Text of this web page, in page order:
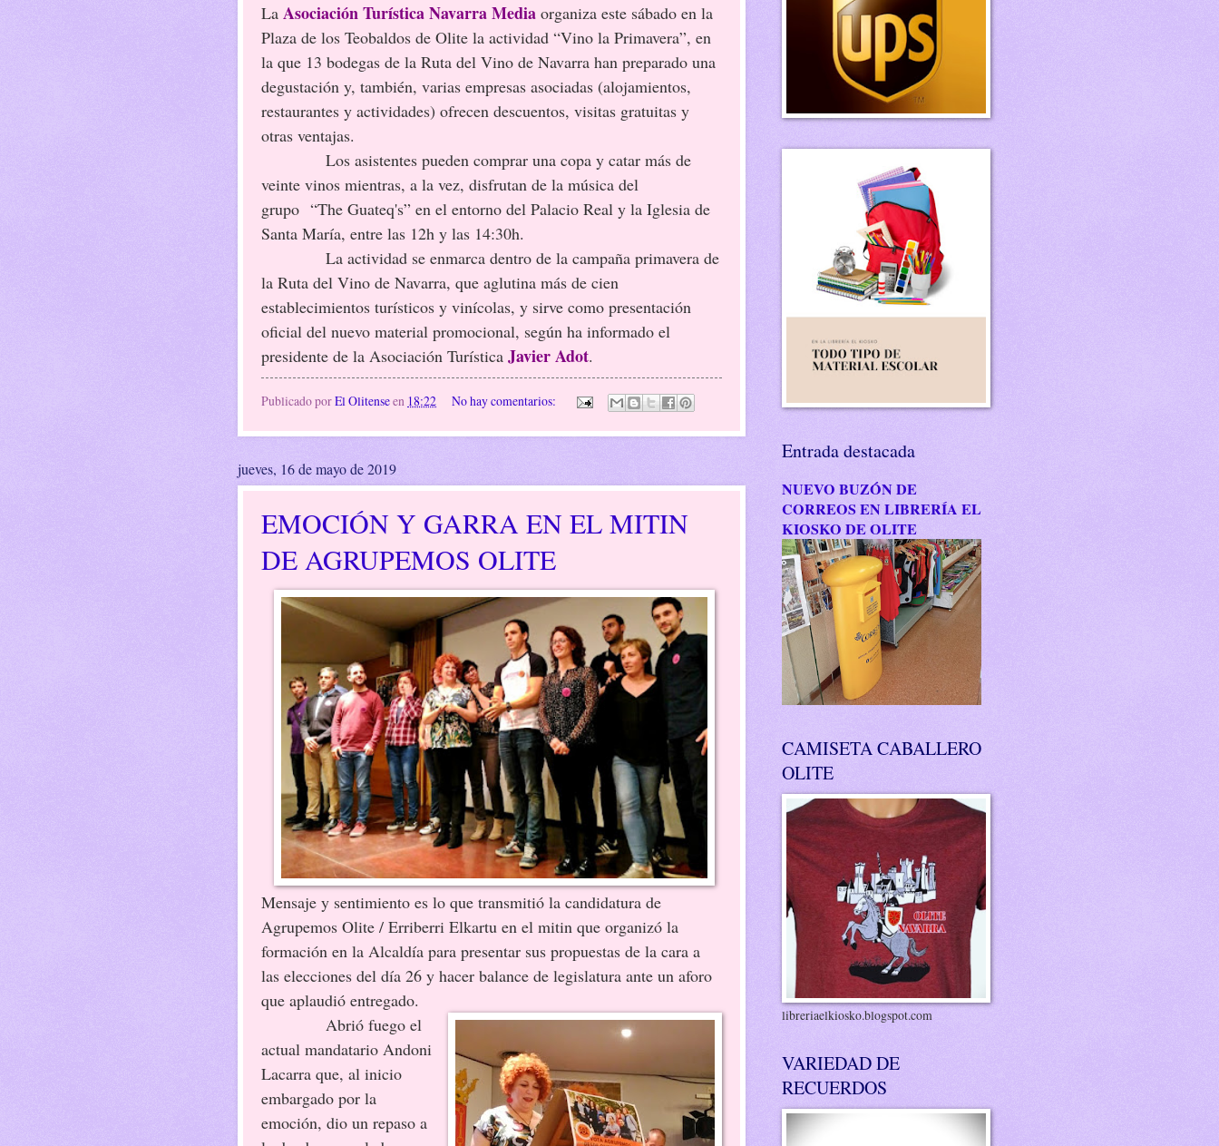
La Asociación Turística Navarra Media organiza este sábado en la
Plaza de los Teobaldos de Olite la actividad “Vino la Primavera”, en
la que 13 bodegas de la Ruta del Vino de Navarra han preparado una
degustación y, también, varias empresas asociadas (alojamientos,
restaurantes y actividades) ofrecen descuentos, visitas gratuitas y
otras ventajas.
Los asistentes pueden comprar una copa y catar más de
veinte vinos mientras, a la vez, disfrutan de la música del
grupo “The Guateq's” en el entorno del Palacio Real y la Iglesia de
Santa María, entre las 12h y las 14:30h.
La actividad se enmarca dentro de la campaña primavera de
la Ruta del Vino de Navarra, que aglutina más de cien
establecimientos turísticos y vinícolas, y sirve como presentación
oficial del nuevo material promocional, según ha informado el
presidente de la Asociación Turística Javier Adot.
Publicado porEl Olitenseen 18:22 No hay comentarios:
jueves, 16 de mayo de 2019
EMOCIÓN Y GARRA EN EL MITIN
DE AGRUPEMOS OLITE
Mensaje y sentimiento es lo que transmitió la candidatura de
Agrupemos Olite / Erriberri Elkartu en el mitin que organizó la
formación en la Alcaldía para presentar sus propuestas de la cara a
las elecciones del día 26 y hacer balance de legislatura ante un aforo
que aplaudió entregado.
Abrió fuego el
actual mandatario Andoni
Lacarra que, al inicio
embargado por la
emoción, dio un repaso a
Entrada destacada
NUEVO BUZÓN DE
CORREOS EN LIBRERÍA EL
KIOSKO DE OLITE
CAMISETA CABALLERO
OLITE
libreriaelkiosko.blogspot.com
VARIEDAD DE
RECUERDOS